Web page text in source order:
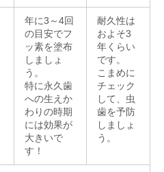
年に3～4回
の目安でフ
ッ素を塗布
しましょ
う。
特に永久歯
への生えか
わりの時期
には効果が
大きいで
す！
耐久性は
およそ3
年くらい
です。
こまめに
チェック
して、虫
歯を予防
しましょ
う。